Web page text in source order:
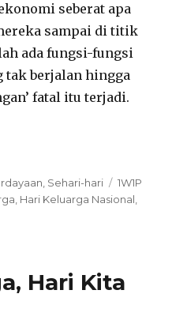
seberat apa
sampai di titik
ada fungsi-fungsi
tak berjalan hingga
fatal itu terjadi.
8 Fungsi Keluarga
Sehari-hari Tags
1W1P
Hari Keluarga Nasional
Hari Kita